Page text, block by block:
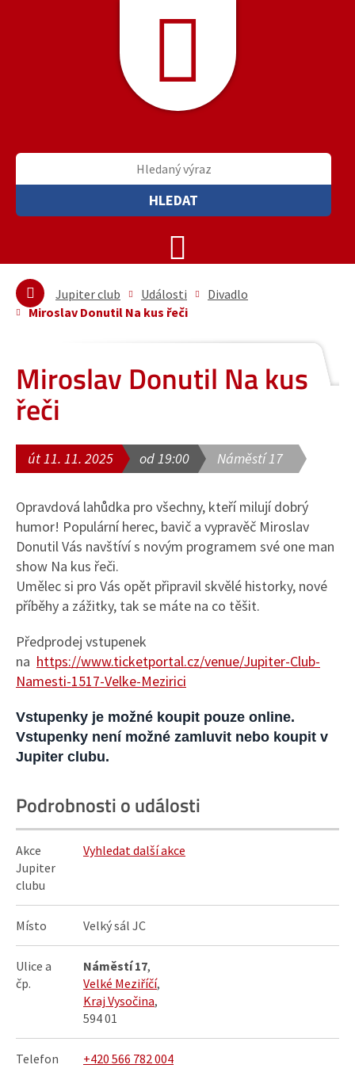
HLEDAT
Jupiter club Události
Divadlo
Miroslav Donutil Na kus řeči
Miroslav Donutil Na kus
řeči
út 11. 11. 2025 od 19:00 Náměstí 17
Opravdová lahůdka pro všechny, kteří milují dobrý
humor! Populární herec, bavič a vypravěč Miroslav
Donutil Vás navštíví s novým programem své one man
show Na kus řeči.
Umělec si pro Vás opět připravil skvělé historky, nové
příběhy a zážitky, tak se máte na co těšit.
Předprodej vstupenek
na https://www.ticketportal.cz/venue/Jupiter-Club-
Namesti-1517-Velke-Mezirici
Vstupenky je možné koupit pouze online.
Vstupenky není možné zamluvit nebo koupit v
Jupiter clubu.
Podrobnosti o události
Akce
Jupiter
clubu
Vyhledat další akce
Místo Velký sál JC
Ulice a
čp.
Náměstí 17,
Velké Meziříčí,
Kraj Vysočina,
594 01
Telefon +420 566 782 004